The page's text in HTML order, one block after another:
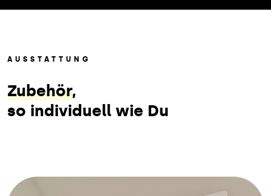
AUSSTATTUNG
Zubehör,
so individuell wie Du